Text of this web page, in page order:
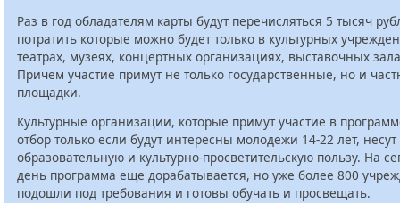
Раз в год обладателям карты будут перечисляться 5 тысяч
потратить которые можно будет только в культурных
театрах, музеях, концертных организациях, выставочных
Причем участие примут не только государственные, но и
площадки.
Культурные организации, которые примут участие в
отбор только если будут интересны молодежи 14-22 лет,
образовательную и культурно-просветительскую пользу. На
день программа еще дорабатывается, но уже более 800
подошли под требования и готовы обучать и просвещать.